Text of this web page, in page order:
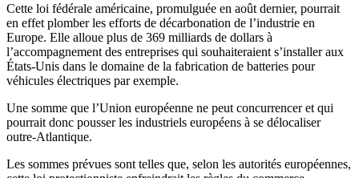
Cette loi fédérale américaine, promulguée en août dernier, pourrait
en effet plomber les efforts de décarbonation de l’industrie en
Europe. Elle alloue plus de 369 milliards de dollars à
l’accompagnement des entreprises qui souhaiteraient s’installer aux
États-Unis dans le domaine de la fabrication de batteries pour
véhicules électriques par exemple.
Une somme que l’Union européenne ne peut concurrencer et qui
pourrait donc pousser les industriels européens à se délocaliser
outre-Atlantique.
Les sommes prévues sont telles que, selon les autorités européennes,